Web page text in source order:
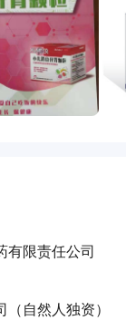
有限责任公司
自然人独资）